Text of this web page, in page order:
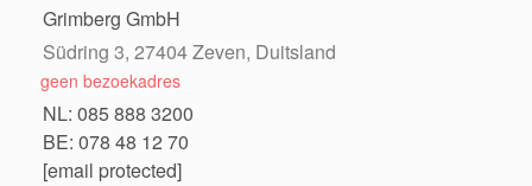
Grimberg GmbH
Südring 3, 27404 Zeven, Duitsland
geen bezoekadres
NL: 085 888 3200
BE: 078 48 12 70
[email protected]